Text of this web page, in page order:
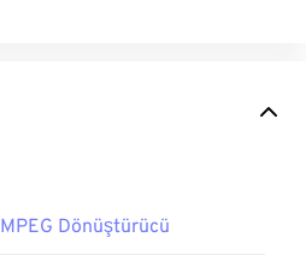
MPEG Dönüştürücü